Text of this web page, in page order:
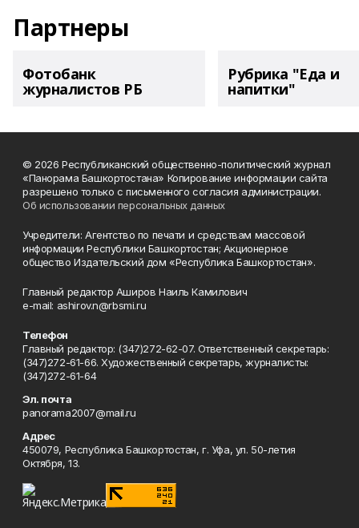
Партнеры
Фотобанк
журналистов РБ
Рубрика "Еда и
напитки"
© 2026 Республиканский общественно-политический журнал
«Панорама Башкортостана» Копирование информации сайта
разрешено только с письменного согласия администрации.
Об использовании персональных данных
Учредители: Агентство по печати и средствам массовой
информации Республики Башкортостан; Акционерное
общество Издательский дом «Республика Башкортостан».
Главный редактор Аширов Наиль Камилович
e-mail: ashirov.n@rbsmi.ru
Телефон
Главный редактор: (347)272-62-07. Ответственный секретарь:
(347)272-61-66. Художественный секретарь, журналисты:
(347)272-61-64
Эл. почта
panorama2007@mail.ru
Адрес
450079, Республика Башкортостан, г. Уфа, ул. 50-летия
Октября, 13.